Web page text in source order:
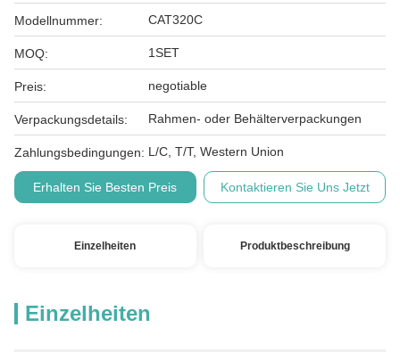
Modellnummer: CAT320C
MOQ: 1SET
Preis: negotiable
Verpackungsdetails: Rahmen- oder Behälterverpackungen
Zahlungsbedingungen: L/C, T/T, Western Union
Erhalten Sie Besten Preis Kontaktieren Sie Uns Jetzt
Einzelheiten Produktbeschreibung
Einzelheiten